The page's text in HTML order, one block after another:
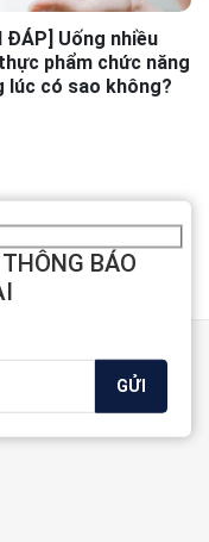
ĐÁP] Uống nhiều
phẩm chức năng
lúc có sao không?
BÁO